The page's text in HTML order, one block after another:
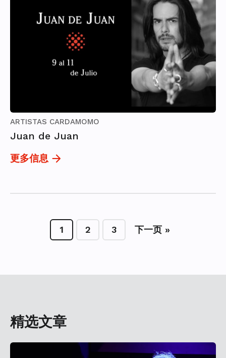
ARTISTAS CARDAMOMO
Juan de Juan
更多信息
1 2 3 下一页 »
精选文章